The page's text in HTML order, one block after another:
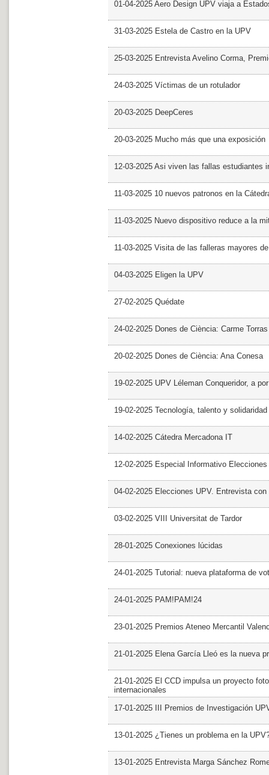
01-04-2025 Aero Design UPV viaja a
31-03-2025 Estela de Castro en la UPV
25-03-2025 Entrevista Avelino Corma,
24-03-2025 Víctimas de un rotulador
20-03-2025 DeepCeres
20-03-2025 Mucho más que una exposición
12-03-2025 Asi viven las fallas estudiantes
11-03-2025 10 nuevos patronos en la
11-03-2025 Nuevo dispositivo reduce a la
11-03-2025 Visita de las falleras mayores
04-03-2025 Eligen la UPV
27-02-2025 Quédate
24-02-2025 Dones de Ciència: Carme Torras
20-02-2025 Dones de Ciència: Ana Conesa
19-02-2025 UPV Léleman Conqueridor, a
19-02-2025 Tecnología, talento y
14-02-2025 Cátedra Mercadona IT
12-02-2025 Especial Informativo Elecciones
04-02-2025 Elecciones UPV. Entrevista con
03-02-2025 VIII Universitat de Tardor
28-01-2025 Conexiones lúcidas
24-01-2025 Tutorial: nueva plataforma de
24-01-2025 PAM!PAM!24
23-01-2025 Premios Ateneo Mercantil
21-01-2025 Elena García Lleó es la nueva
21-01-2025 El CCD impulsa un proyecto
internacionales
17-01-2025 III Premios de Investigación
13-01-2025 ¿Tienes un problema en la
13-01-2025 Entrevista Marga Sánchez